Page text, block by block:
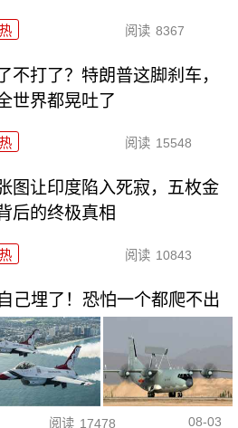
阅读 8367
不打了？特朗普这脚刹车，
世界都晃吐了
阅读 15548
图让印度陷入死寂，五枚金
后的终极真相
阅读 10843
己埋了！恐怕一个都爬不出
阅读 17478 08-03